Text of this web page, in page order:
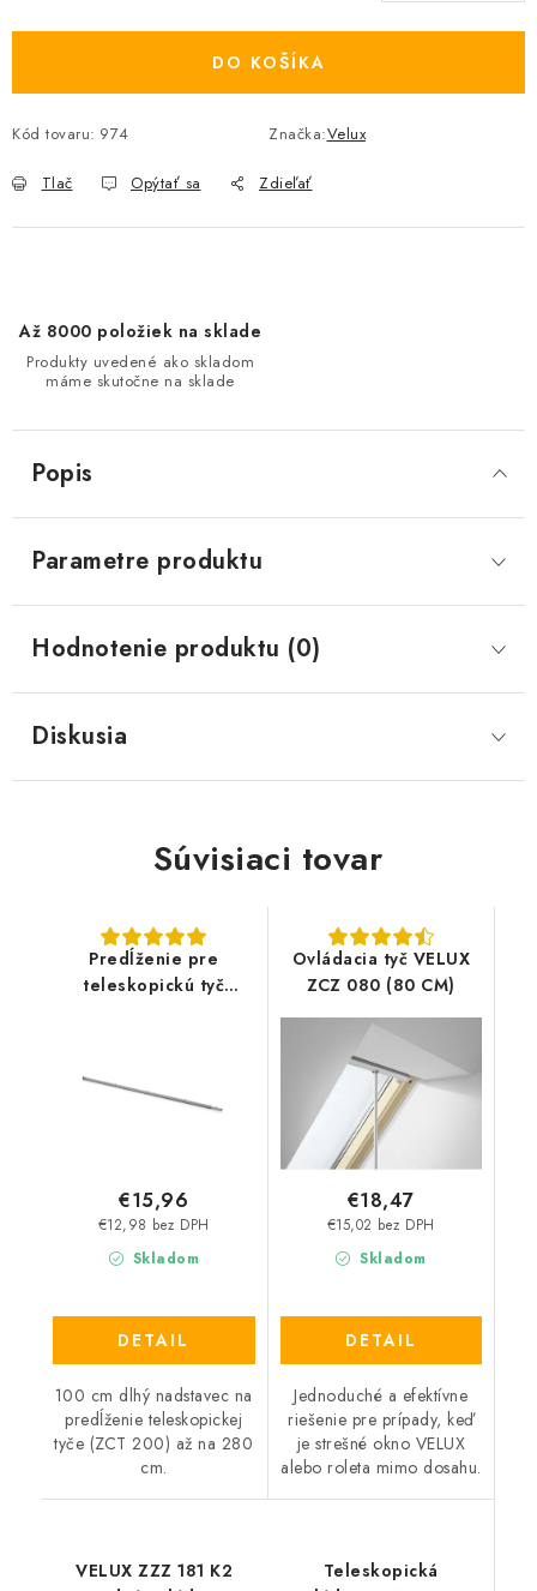
DO KOŠÍKA
Kód tovaru: 974 Značka:Velux
Tlač Opýtať sa Zdieľať
Až 8000 položiek na sklade
Produkty uvedené ako skladom
máme skutočne na sklade
Popis
Parametre produktu
Hodnotenie produktu (0)
Diskusia
Súvisiaci tovar
Predĺženie pre
teleskopickú tyč
Skladom
€12,98 bez DPH
€15,96
DETAIL
100 cm dlhý nadstavec na
predĺženie teleskopickej
tyče (ZCT 200) až na 280
cm.
Ovládacia tyč VELUX
ZCZ 080 (80 CM)
Skladom
€15,02 bez DPH
€18,47
DETAIL
Jednoduché a efektívne
riešenie pre prípady, keď
je strešné okno VELUX
alebo roleta mimo dosahu.
VELUX ZZZ 181 K2
Teleskopická